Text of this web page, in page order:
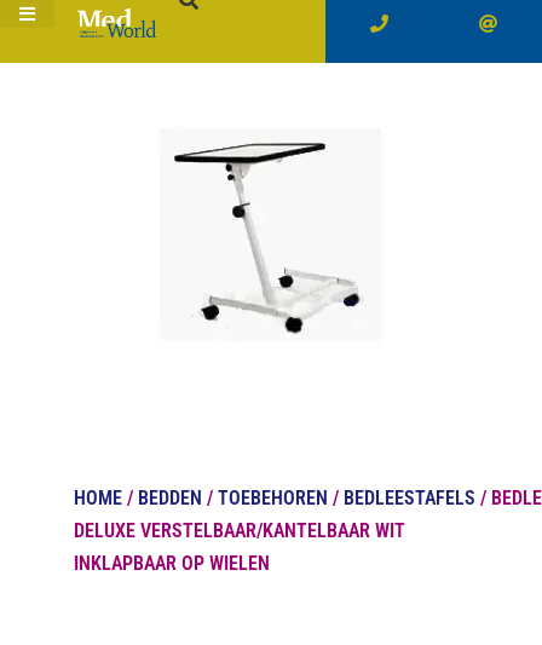
HOME/ BEDDEN / TOEBEHOREN / BEDLEESTAFELS /
DELUXE VERSTELBAAR/KANTELBAAR WIT
INKLAPBAAR OP WIELEN